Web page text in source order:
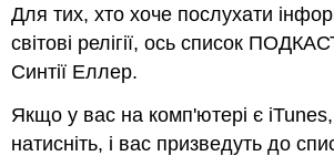
Для тих, хто хоче послухати
світові релігії, ось список
Синтії Еллер.
Якщо у вас на комп'ютері є
натисніть, і вас призведуть до